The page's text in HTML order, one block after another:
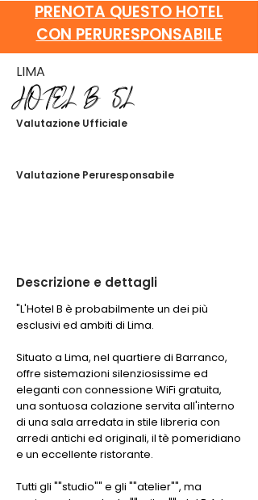
PRENOTA QUESTO HOTEL
CON PERURESPONSABILE
LIMA
HOTEL B 5L
Valutazione Ufficiale
Valutazione Peruresponsabile
Descrizione e dettagli
"L'Hotel B è probabilmente un dei più
esclusivi ed ambiti di Lima.
Situato a Lima, nel quartiere di Barranco,
offre sistemazioni silenziosissime ed
eleganti con connessione WiFi gratuita,
una sontuosa colazione servita all'interno
di una sala arredata in stile libreria con
arredi antichi ed originali, il tè pomeridiano
e un eccellente ristorante.
Tutti gli ""studio"" e gli ""atelier"", ma